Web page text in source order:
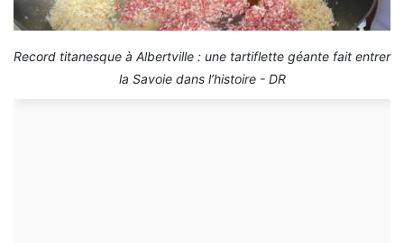
Record titanesque à Albertville : une tartiflette géante fait entrer
la Savoie dans l’histoire - DR